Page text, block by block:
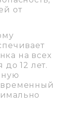
от
на всех
12 лет.